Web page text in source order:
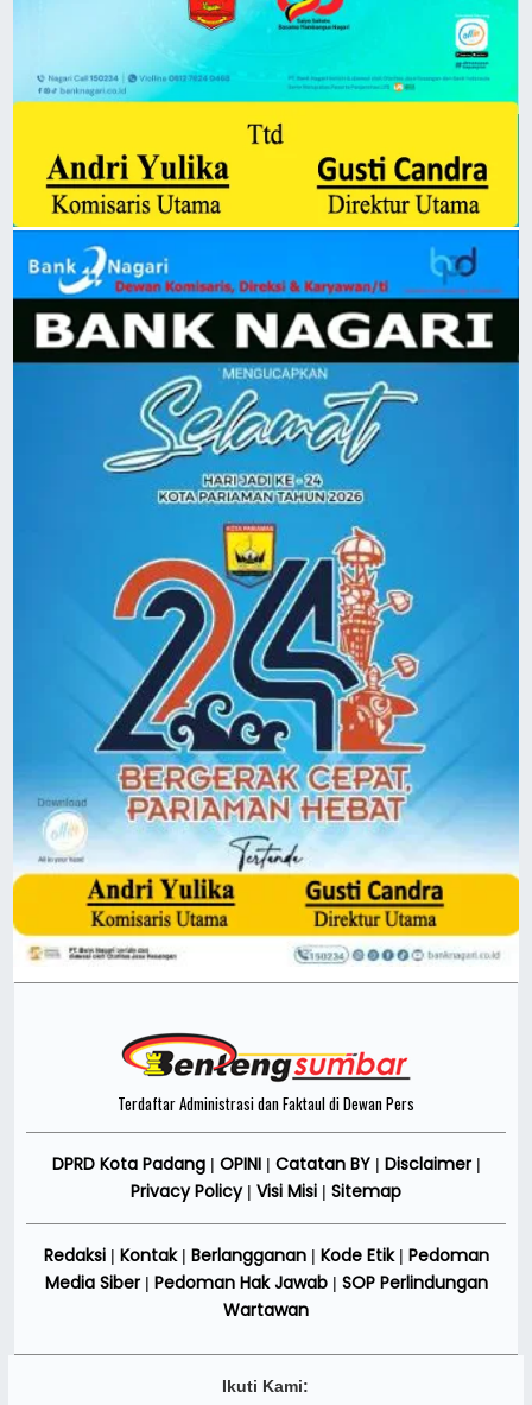
Terdaftar Administrasi dan Faktaul di Dewan Pers
DPRD Kota Padang| OPINI| Catatan BY| Disclaimer|
Privacy Policy| Visi Misi | Sitemap
Redaksi| Kontak| Berlangganan| Kode Etik| Pedoman
Media Siber| Pedoman Hak Jawab| SOP Perlindungan
Wartawan
Ikuti Kami: